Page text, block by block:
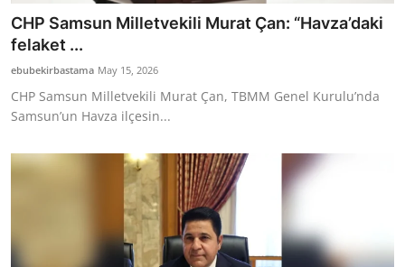
CHP Samsun Milletvekili Murat Çan: “Havza’daki
felaket ...
ebubekirbastama May 15, 2026
CHP Samsun Milletvekili Murat Çan, TBMM Genel Kurulu’nda
Samsun’un Havza ilçesin...